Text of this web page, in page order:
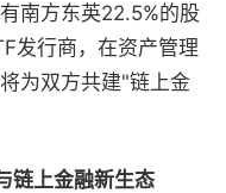
南方东英22.5%的股
发行商，在资产管理
为双方共建"链上金
链上金融新生态